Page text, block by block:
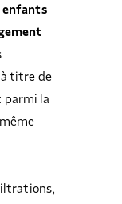
enfants
à titre de
parmi la